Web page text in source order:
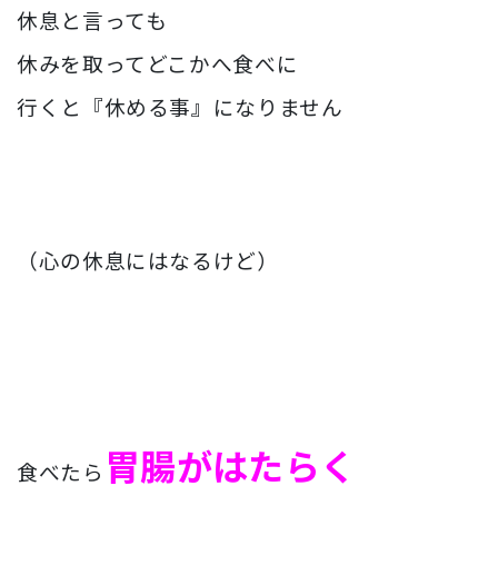
休息と言っても
休みを取ってどこかへ食べに
行くと『休める事』になりません
（心の休息にはなるけど）
食べたら 胃腸がはたらく